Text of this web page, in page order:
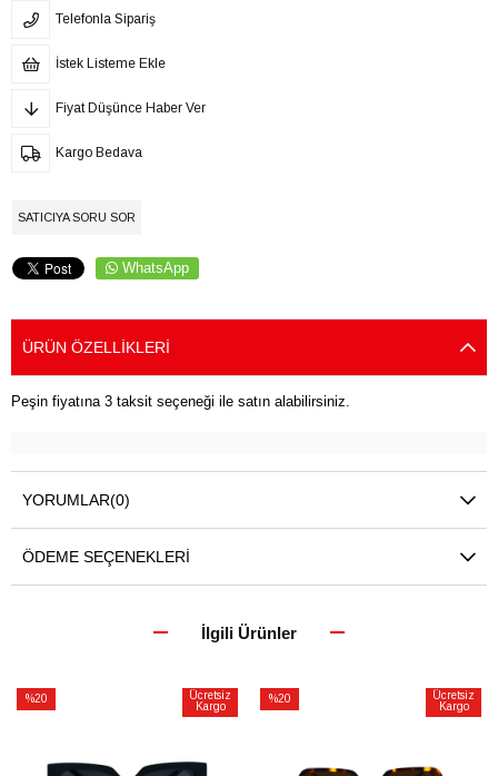
Telefonla Sipariş
İstek Listeme Ekle
Fiyat Düşünce Haber Ver
Kargo Bedava
SATICIYA SORU SOR
WhatsApp
ÜRÜN ÖZELLIKLERI
Peşin fiyatına 3 taksit seçeneği ile satın alabilirsiniz.
YORUMLAR(0)
ÖDEME SEÇENEKLERI
İlgili Ürünler
%20
Ücretsiz
Kargo
%20
Ücretsiz
Kargo